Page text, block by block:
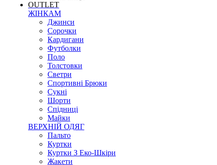
OUTLET
ЖІНКАМ
Джинси
Сорочки
Кардигани
Футболки
Поло
Толстовки
Светри
Спортивні Брюки
Сукні
Шорти
Спідниці
Майки
ВЕРХНІЙ ОДЯГ
Пальто
Куртки
Куртки З Еко-Шкіри
Жакети